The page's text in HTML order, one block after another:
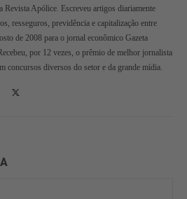
Revista Apólice. Escreveu artigos diariamente
resseguros, previdência e capitalização entre
de 2008 para o jornal econômico Gazeta
por 12 vezes, o prêmio de melhor jornalista
concursos diversos do setor e da grande mídia.